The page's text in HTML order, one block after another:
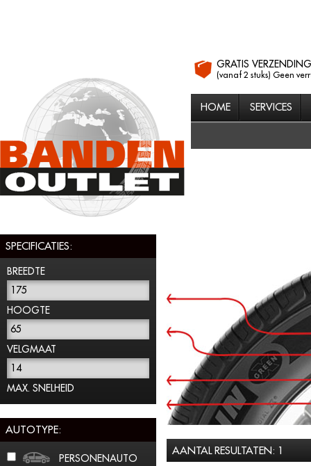
GRATIS VERZENDING
(vanaf 2 stuks) Geen
HOME SERVICES
SPECIFICATIES:
BREEDTE
175
HOOGTE
65
VELGMAAT
14
MAX. SNELHEID
AUTOTYPE:
PERSONENAUTO
AANTAL RESULTATEN: 1